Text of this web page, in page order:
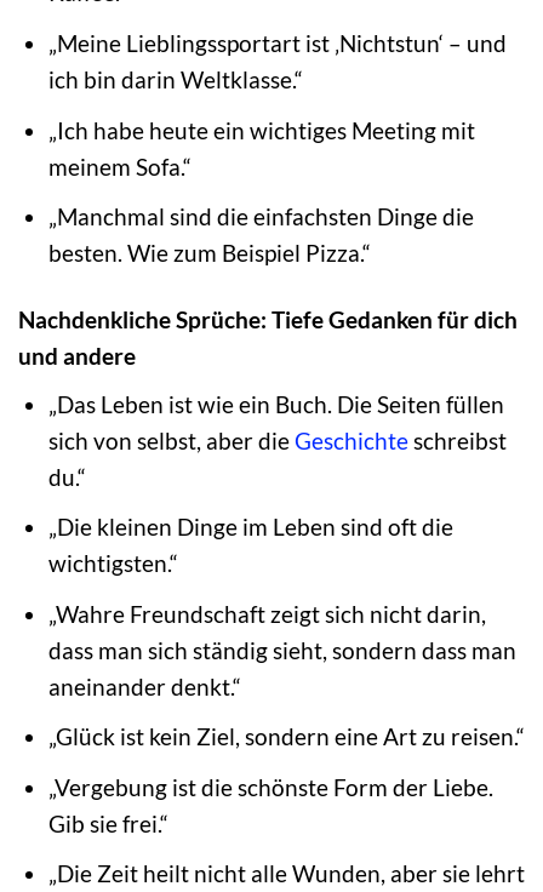
„Meine Lieblingssportart ist ‚Nichtstun‘ – und
ich bin darin Weltklasse.“
„Ich habe heute ein wichtiges Meeting mit
meinem Sofa.“
„Manchmal sind die einfachsten Dinge die
besten. Wie zum Beispiel Pizza.“
Nachdenkliche Sprüche: Tiefe Gedanken für dich
und andere
„Das Leben ist wie ein Buch. Die Seiten füllen
sich von selbst, aber dieGeschichteschreibst
du.“
„Die kleinen Dinge im Leben sind oft die
wichtigsten.“
„Wahre Freundschaft zeigt sich nicht darin,
dass man sich ständig sieht, sondern dass man
aneinander denkt.“
„Glück ist kein Ziel, sondern eine Art zu reisen.“
„Vergebung ist die schönste Form der Liebe.
Gib sie frei.“
„Die Zeit heilt nicht alle Wunden, aber sie lehrt